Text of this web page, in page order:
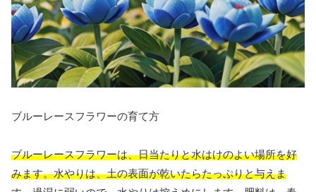
ブルーレースフラワーの育て方
ブルーレースフラワーは、日当たりと水はけのよい場所を好
みます。水やりは、土の表面が乾いたらたっぷりと与えま